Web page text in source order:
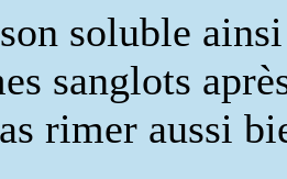
soluble
sanglots
rimer aussi